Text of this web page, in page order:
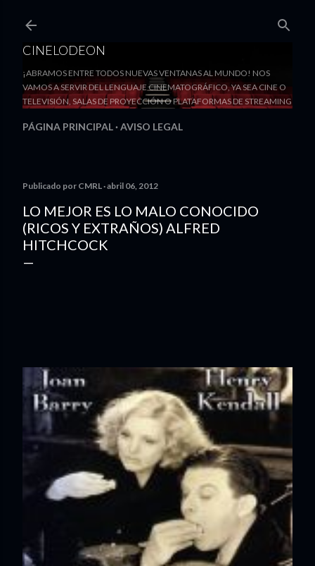
CINELODEON
¡ABRAMOS ENTRE TODOS NUEVAS VENTANAS AL MUNDO! NOS
VAMOS A SERVIR DEL LENGUAJE CINEMATOGRÁFICO, YA SEA CINE O
TELEVISIÓN, SALAS DE PROYECCIÓN O PLATAFORMAS DE STREAMING
PÁGINA PRINCIPAL AVISO LEGAL
Publicado por CMRL abril 06, 2012
LO MEJOR ES LO MALO CONOCIDO
(RICOS Y EXTRAÑOS) ALFRED
HITCHCOCK